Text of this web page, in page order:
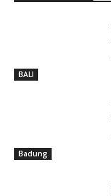
BALI
Badung